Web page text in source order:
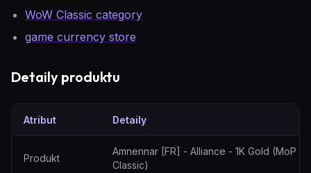
WoW Classic category
game currency store
Detaily produktu
Atribut Detaily
Produkt
Amnennar [FR] - Alliance - 1K Gold (MoP
Classic)